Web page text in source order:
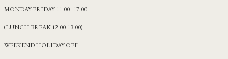
MONDAY-FRIDAY 11:00 - 17:00
(LUNCH BREAK 12:00-13:00)
WEEKEND HOLIDAY OFF